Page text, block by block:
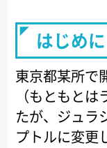
はじめ
東京都某所で
（もともと
たが、ジュラ
プトルに変更